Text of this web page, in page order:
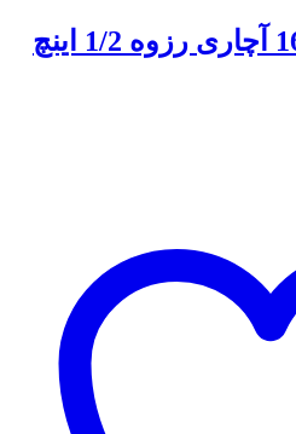
سه نظام دریل 16mm آچاری رزوه 1/2 اینچ